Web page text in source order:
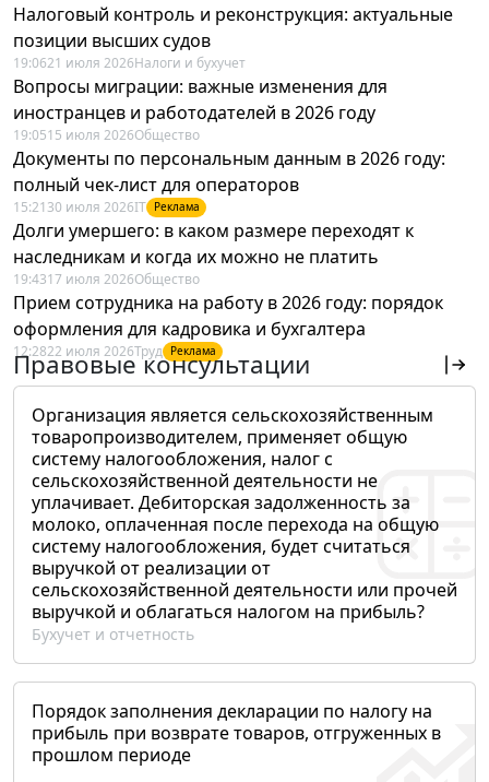
Налоговый контроль и реконструкция: актуальные
позиции высших судов
19:0621 июля 2026Налоги и бухучет
Вопросы миграции: важные изменения для
иностранцев и работодателей в 2026 году
19:0515 июля 2026Общество
Документы по персональным данным в 2026 году:
полный чек-лист для операторов
15:21 30 июля 2026IT Реклама
Долги умершего: в каком размере переходят к
наследникам и когда их можно не платить
19:4317 июля 2026Общество
Прием сотрудника на работу в 2026 году: порядок
оформления для кадровика и бухгалтера
12:2822 июля 2026Труд Реклама
Правовые консультации
Организация является сельскохозяйственным
товаропроизводителем, применяет общую
систему налогообложения, налог с
сельскохозяйственной деятельности не
уплачивает. Дебиторская задолженность за
молоко, оплаченная после перехода на общую
систему налогообложения, будет считаться
выручкой от реализации от
сельскохозяйственной деятельности или прочей
выручкой и облагаться налогом на прибыль?
Бухучет и отчетность
Порядок заполнения декларации по налогу на
прибыль при возврате товаров, отгруженных в
прошлом периоде